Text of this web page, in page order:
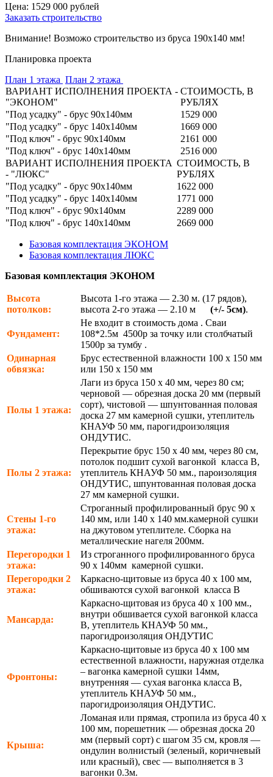
Цена: 1529 000 рублей
Заказать строительство
Внимание! Возможо строительство из бруса 190х140 мм!
Планировка проекта
План 1 этажа План 2 этажа
ВАРИАНТ ИСПОЛНЕНИЯ ПРОЕКТА -
"ЭКОНОМ"
СТОИМОСТЬ, В
РУБЛЯХ
"Под усадку" - брус 90х140мм
1529 000
"Под усадку" - брус 140х140мм
1669 000
"Под ключ" - брус 90х140мм
2161 000
"Под ключ" - брус 140х140мм
2516 000
ВАРИАНТ ИСПОЛНЕНИЯ ПРОЕКТА
- "ЛЮКС"
СТОИМОСТЬ, В
РУБЛЯХ
"Под усадку" - брус 90х140мм
1622 000
"Под усадку" - брус 140х140мм
1771 000
"Под ключ" - брус 90х140мм
2289 000
"Под ключ" - брус 140х140мм
2669 000
Базовая комплектация ЭКОНОМ
Базовая комплектация ЛЮКС
Базовая комплектация ЭКОНОМ
Высота
потолков:
Высота 1-го этажа — 2.30 м. (17 рядов),
высота 2-го этажа — 2.10 м (+/- 5см).
Фундамент:
Не входит в стоимость дома . Сваи
108*2.5м 4500р за точку или столбчатый
1500р за тумбу .
Одинарная
обвязка:
Брус естественной влажности 100 х 150 мм
или 150 х 150 мм
Полы 1 этажа:
Лаги из бруса 150 х 40 мм, через 80 см;
черновой — обрезная доска 20 мм (первый
сорт), чистовой — шпунтованная половая
доска 27 мм камерной сушки, утеплитель
КНАУФ 50 мм, парогидроизоляция
ОНДУТИС.
Полы 2 этажа:
Перекрытие брус 150 х 40 мм, через 80 см,
потолок подшит сухой вагонкой класса В,
утеплитель КНАУФ 50 мм., пароизоляция
ОНДУТИС, шпунтованная половая доска
27 мм камерной сушки.
Стены 1-го
этажа:
Строганный профилированный брус 90 х
140 мм, или 140 х 140 мм.камерной сушки
на джутовом утеплителе. Сборка на
металлические нагеля 200мм.
Перегородки 1
этажа:
Из строганного профилированного бруса
90 х 140мм камерной сушки.
Перегородки 2
этажа:
Каркасно-щитовые из бруса 40 х 100 мм,
обшиваются сухой вагонкой класса В
Мансарда:
Каркасно-щитовая из бруса 40 х 100 мм.,
внутри обшивается сухой вагонкой класса
В, утеплитель КНАУФ 50 мм.,
парогидроизоляция ОНДУТИС
Фронтоны:
Каркасно-щитовые из бруса 40 х 100 мм
естественной влажности, наружная отделка
– вагонка камерной сушки 14мм,
внутренняя — сухая вагонка класса В,
утеплитель КНАУФ 50 мм.,
парогидроизоляция ОНДУТИС.
Крыша:
Ломаная или прямая, стропила из бруса 40 х
100 мм, порешетник — обрезная доска 20
мм (первый сорт) с шагом 35 см, кровля —
ондулин волнистый (зеленый, коричневый
или красный), свес — выполняется в 3
вагонки 0.3м.